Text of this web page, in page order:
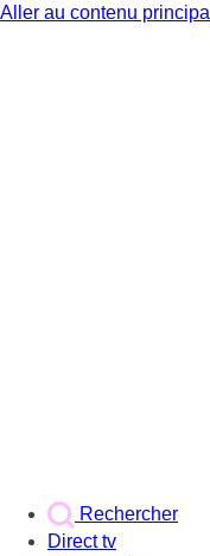
Aller au contenu principal
Rechercher
Direct tv